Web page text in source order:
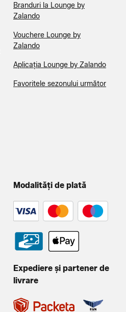
Branduri la Lounge by
Zalando
Vouchere Lounge by
Zalando
Aplicația Lounge by Zalando
Favoritele sezonului următor
Modalități de plată
Expediere și partener de
livrare